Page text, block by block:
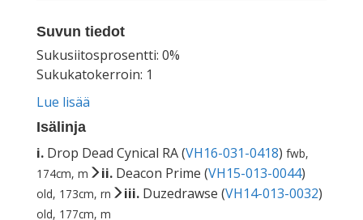
Suvun tiedot
Sukusiitosprosentti: 0%
Sukukatokerroin: 1
Lue lisää
Isälinja
i. Drop Dead Cynical RA (VH16-031-0418) fwb,
174cm, m
ii. Deacon Prime (VH15-013-0044)
old, 173cm, rn iii. Duzedrawse (VH14-013-0032)
old, 177cm, m